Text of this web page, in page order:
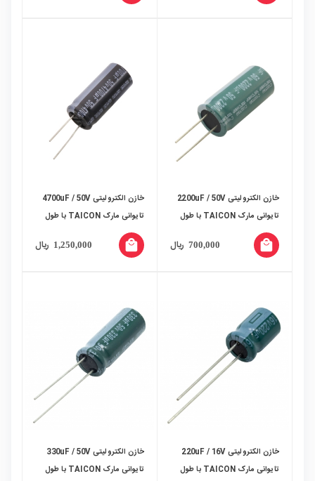
خازن الکترولیتی 2200uF / 50V
تایوانی مارک TAICON با طول
عمر بالا
700,000 ریال local_mall
خازن الکترولیتی 4700uF / 50V
تایوانی مارک TAICON با طول
عمر بالا
1,250,000 ریال local_mall
خازن الکترولیتی 220uF / 16V
تایوانی مارک TAICON با طول
خازن الکترولیتی 330uF / 50V
تایوانی مارک TAICON با طول